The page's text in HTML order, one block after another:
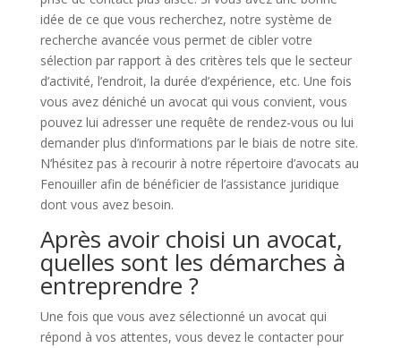
idée de ce que vous recherchez, notre système de
recherche avancée vous permet de cibler votre
sélection par rapport à des critères tels que le secteur
d’activité, l’endroit, la durée d’expérience, etc. Une fois
vous avez déniché un avocat qui vous convient, vous
pouvez lui adresser une requête de rendez-vous ou lui
demander plus d’informations par le biais de notre site.
N’hésitez pas à recourir à notre répertoire d’avocats au
Fenouiller afin de bénéficier de l’assistance juridique
dont vous avez besoin.
Après avoir choisi un avocat,
quelles sont les démarches à
entreprendre ?
Une fois que vous avez sélectionné un avocat qui
répond à vos attentes, vous devez le contacter pour